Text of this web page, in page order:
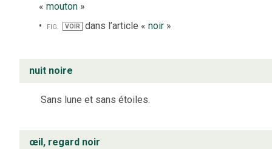
« mouton »
fig.
VOIR dans l’article « noir»
nuit noire
Sans lune et sans étoiles.
œil, regard noir